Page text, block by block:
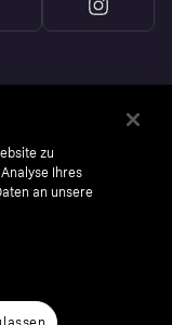
zu
Ihres
an unsere